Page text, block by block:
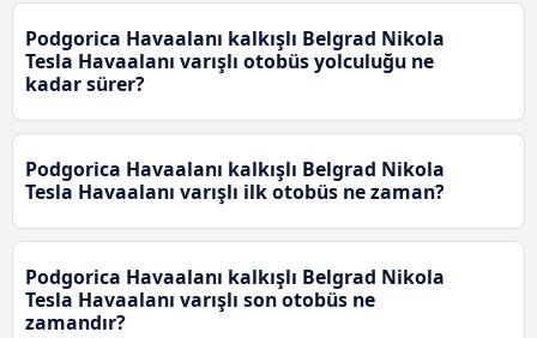
Podgorica Havaalanı kalkışlı Belgrad Nikola
Tesla Havaalanı varışlı otobüs yolculuğu ne
kadar sürer?
Podgorica Havaalanı kalkışlı Belgrad Nikola
Tesla Havaalanı varışlı ilk otobüs ne zaman?
Podgorica Havaalanı kalkışlı Belgrad Nikola
Tesla Havaalanı varışlı son otobüs ne
zamandır?